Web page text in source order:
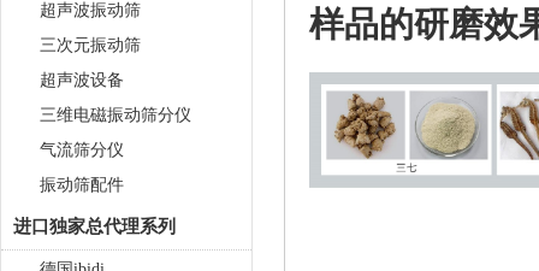
超声波振动筛
三次元振动筛
超声波设备
三维电磁振动筛分仪
气流筛分仪
振动筛配件
进口独家总代理系列
样品的研磨效